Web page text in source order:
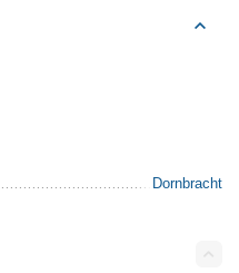
Dornbracht